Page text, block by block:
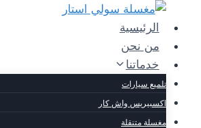
المحتوى
الرئيسية
من نحن
خدماتنا
تلميع سيارات
اكسبيريس واش كار
مغسلة متنقلة